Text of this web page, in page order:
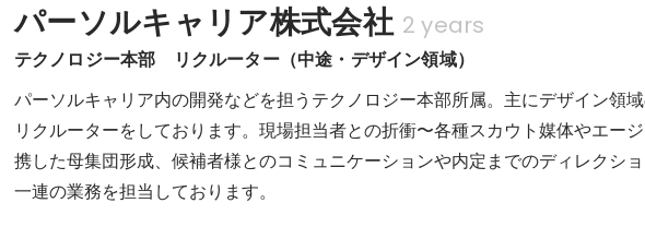
パーソルキャリア株式会社 2 years
テクノロジー本部　リクルーター（中途・デザイン領域）
パーソルキャリア内の開発などを担うテクノロジー本部所属。主にデザイン領
リクルーターをしております。現場担当者との折衝〜各種スカウト媒体やエー
携した母集団形成、候補者様とのコミュニケーションや内定までのディレクシ
一連の業務を担当しております。